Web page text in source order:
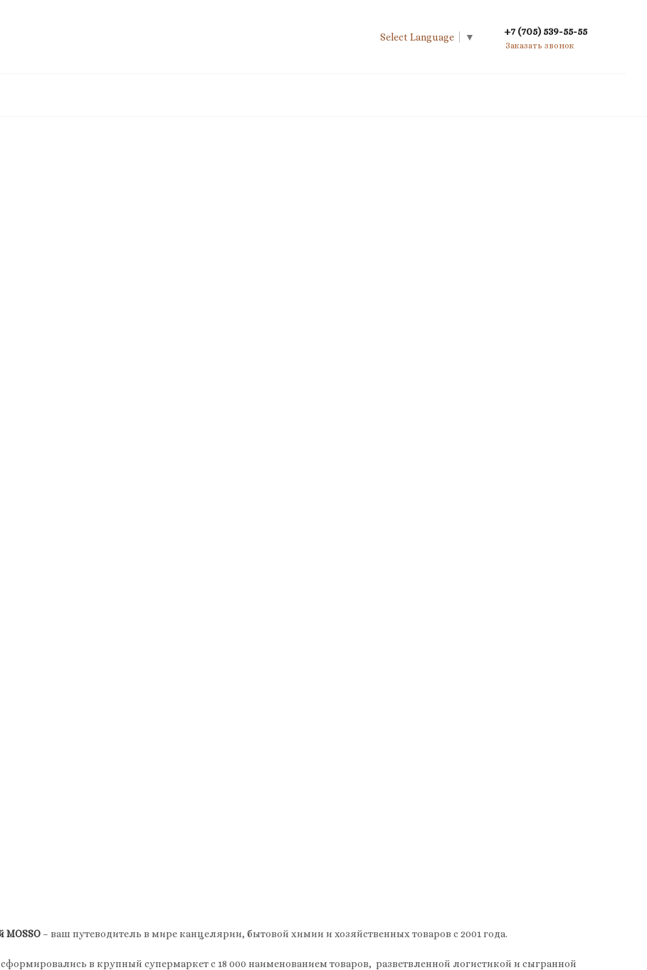
Select Language ▼
+7 (705) 539-55-55
Заказать звонок
– ваш путеводитель в мире канцелярии, бытовой химии и хозяйственных товаров с 2001 года.
в крупный супермаркет с 18 000 наименованием товаров, разветвленной логистикой и сыгранной